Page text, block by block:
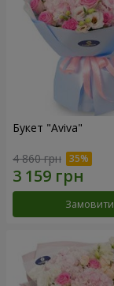
Букет "Aviva"
4 860 грн
Замовити